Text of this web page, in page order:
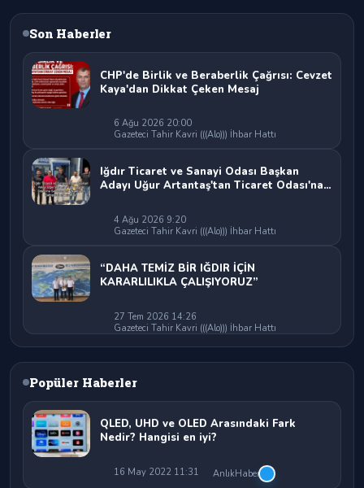
Son Haberler
CHP'de Birlik ve Beraberlik Çağrısı: Cevzet
Kaya'dan Dikkat Çeken Mesaj
6 Ağu 2026 20:00
Gazeteci Tahir Kavri (((Alo))) İhbar Hattı
Iğdır Ticaret ve Sanayi Odası Başkan
Adayı Uğur Artantaş'tan Ticaret Odası'na
Bırakılamaz"
4 Ağu 2026 9:20
Gazeteci Tahir Kavri (((Alo))) İhbar Hattı
“DAHA TEMİZ BİR IĞDIR İÇİN
KARARLILIKLA ÇALIŞIYORUZ”
27 Tem 2026 14:26
Gazeteci Tahir Kavri (((Alo))) İhbar Hattı
Popüler Haberler
QLED, UHD ve OLED Arasındaki Fark
Nedir? Hangisi en iyi?
16 May 2022 11:31 AnlıkHaber